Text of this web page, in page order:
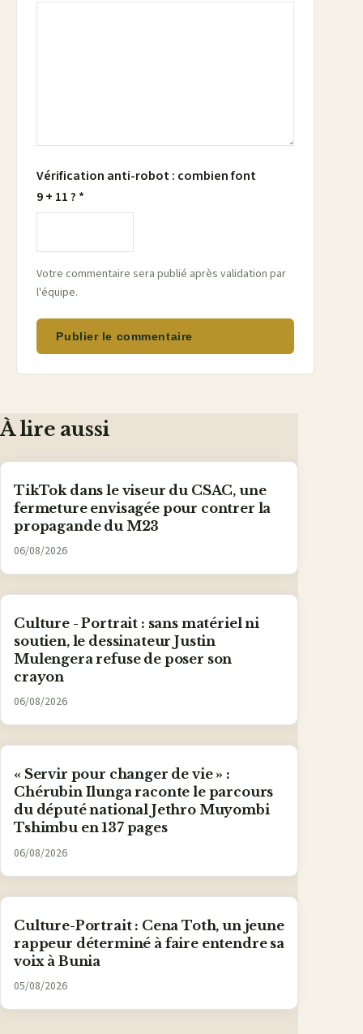
Vérification anti-robot : combien font
9 + 11 ? *
Votre commentaire sera publié après validation par
l'équipe.
Publier le commentaire
À lire aussi
TikTok dans le viseur du CSAC, une
fermeture envisagée pour contrer la
propagande du M23
06/08/2026
Culture - Portrait : sans matériel ni
soutien, le dessinateur Justin
Mulengera refuse de poser son
crayon
06/08/2026
« Servir pour changer de vie » :
Chérubin Ilunga raconte le parcours
du député national Jethro Muyombi
Tshimbu en 137 pages
06/08/2026
Culture-Portrait : Cena Toth, un jeune
rappeur déterminé à faire entendre sa
voix à Bunia
05/08/2026